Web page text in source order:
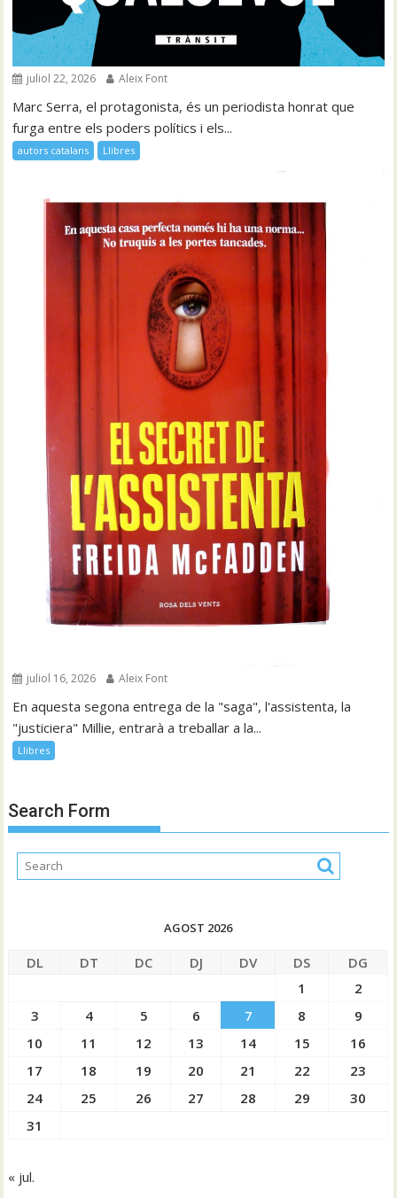
juliol 22, 2026 Aleix Font
Marc Serra, el protagonista, és un periodista honrat que
furga entre els poders polítics i els...
autors catalans Llibres
juliol 16, 2026 Aleix Font
En aquesta segona entrega de la "saga", l'assistenta, la
"justiciera" Millie, entrarà a treballar a la...
Llibres
Search Form
AGOST 2026
DL DT DC DJ DV DS
DG
1
2
3
4 5 6 7 8
9
10
11 12 13 14 15
16
17
18 19 20 21 22
23
24
25 26 27 28 29
30
31
« jul.